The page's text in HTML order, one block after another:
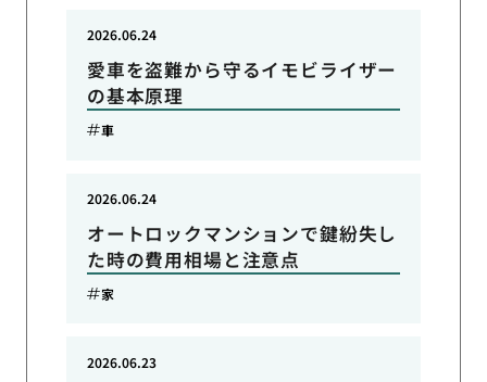
愛車を盗難から守るイモビライザー
の基本原理
2026.06.24
車
オートロックマンションで鍵紛失し
た時の費用相場と注意点
2026.06.24
家
2026.06.23